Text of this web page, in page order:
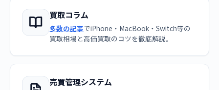
買取コラム
多数の記事でiPhone・MacBook・Switch等の
買取相場と高価買取のコツを徹底解説。
売買管理システム